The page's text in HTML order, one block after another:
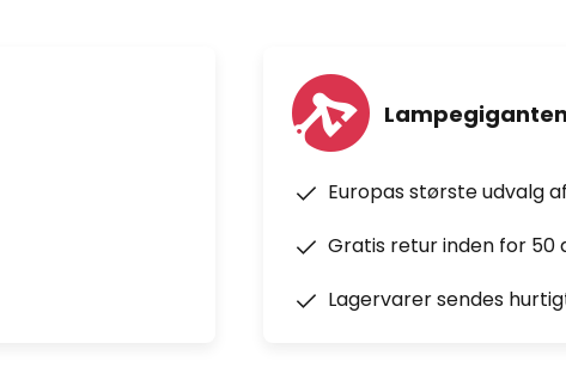
Europas største udvalg
Gratis retur inden for 50
Lagervarer sendes